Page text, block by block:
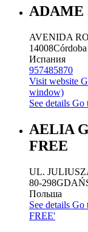
ADAME
AVENIDA
14008Córdoba
Испания
957485870
Visit website
window)
See details Go
AELIA
FREE
UL.
80-298
Польша
See details Go
FREE'